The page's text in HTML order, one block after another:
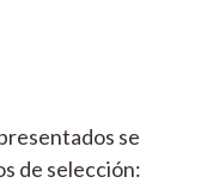
se
de selección: